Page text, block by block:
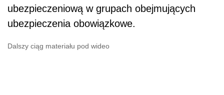
ubezpieczeniową w grupach obejmujących
ubezpieczenia obowiązkowe.
Dalszy ciąg materiału pod wideo